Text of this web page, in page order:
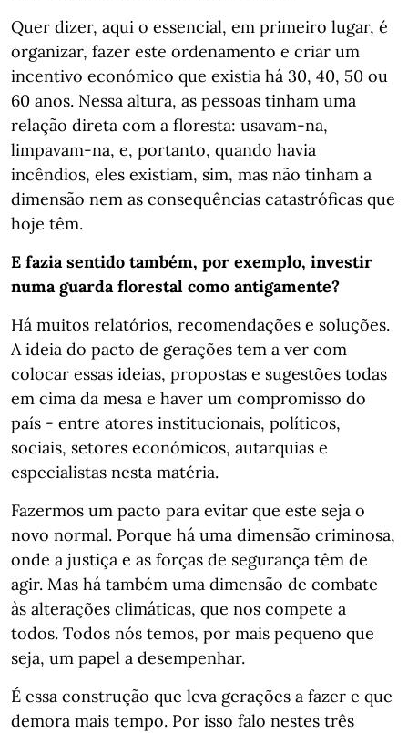
Quer dizer, aqui o essencial, em primeiro lugar, é
organizar, fazer este ordenamento e criar um
incentivo económico que existia há 30, 40, 50 ou
60 anos. Nessa altura, as pessoas tinham uma
relação direta com a floresta: usavam-na,
limpavam-na, e, portanto, quando havia
incêndios, eles existiam, sim, mas não tinham a
dimensão nem as consequências catastróficas que
hoje têm.
E fazia sentido também, por exemplo, investir
numa guarda florestal como antigamente?
Há muitos relatórios, recomendações e soluções.
A ideia do pacto de gerações tem a ver com
colocar essas ideias, propostas e sugestões todas
em cima da mesa e haver um compromisso do
país - entre atores institucionais, políticos,
sociais, setores económicos, autarquias e
especialistas nesta matéria.
Fazermos um pacto para evitar que este seja o
novo normal. Porque há uma dimensão criminosa,
onde a justiça e as forças de segurança têm de
agir. Mas há também uma dimensão de combate
às alterações climáticas, que nos compete a
todos. Todos nós temos, por mais pequeno que
seja, um papel a desempenhar.
É essa construção que leva gerações a fazer e que
demora mais tempo. Por isso falo nestes três